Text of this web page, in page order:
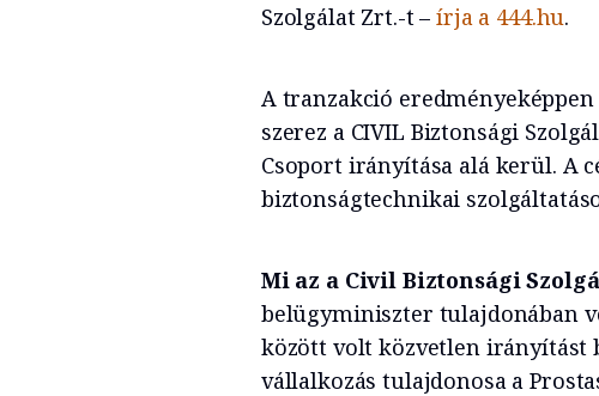
Szolgálat Zrt.-t –írja a 444.hu.
A tranzakció
szerez a CIVIL Biztonsági
Csoport irányítása alá kerül. A
biztonságtechnikai
Mi az a Civil Biztonsági
belügyminiszter tulajdonában
között volt közvetlen irányítást
vállalkozás tulajdonosa a